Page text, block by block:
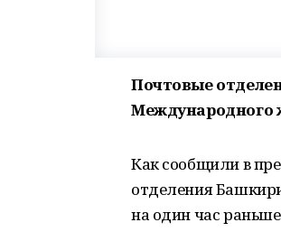
Почтовые
Международного
Как сообщили в
отделения
на один час